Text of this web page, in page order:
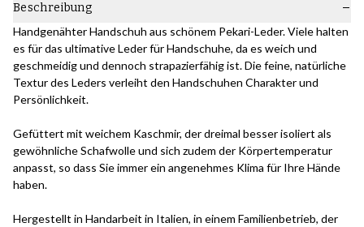
Beschreibung
Handgenähter Handschuh aus schönem Pekari-Leder. Viele halten
es für das ultimative Leder für Handschuhe, da es weich und
geschmeidig und dennoch strapazierfähig ist. Die feine, natürliche
Textur des Leders verleiht den Handschuhen Charakter und
Persönlichkeit.
Gefüttert mit weichem Kaschmir, der dreimal besser isoliert als
gewöhnliche Schafwolle und sich zudem der Körpertemperatur
anpasst, so dass Sie immer ein angenehmes Klima für Ihre Hände
haben.
Hergestellt in Handarbeit in Italien, in einem Familienbetrieb, der